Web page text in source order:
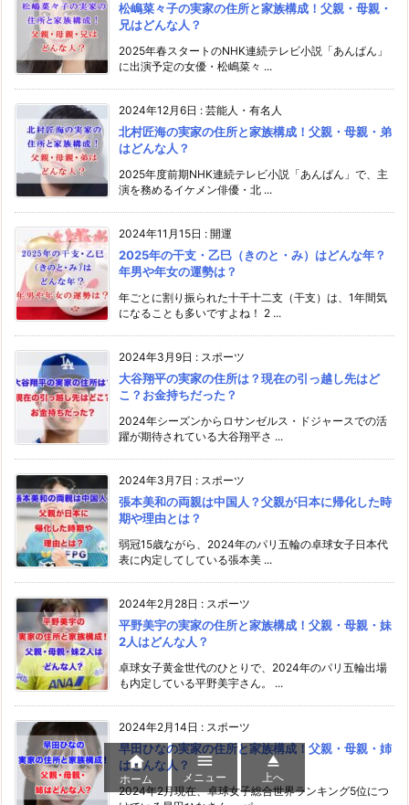
松嶋菜々子の実家の住所と家族構成！父親・母親・
兄はどんな人？
2025年春スタートのNHK連続テレビ小説「あんぱん」
に出演予定の女優・松嶋菜々 ...
2024年12月6日 : 芸能人・有名人
北村匠海の実家の住所と家族構成！父親・母親・弟
はどんな人？
2025年度前期NHK連続テレビ小説「あんぱん」で、主
演を務めるイケメン俳優・北 ...
2024年11月15日 : 開運
2025年の干支・乙巳（きのと・み）はどんな年？
年男や年女の運勢は？
年ごとに割り振られた十干十二支（干支）は、1年間気
になることも多いですよね！ 2 ...
2024年3月9日 : スポーツ
大谷翔平の実家の住所は？現在の引っ越し先はど
こ？お金持ちだった？
2024年シーズンからロサンゼルス・ドジャースでの活
躍が期待されている大谷翔平さ ...
2024年3月7日 : スポーツ
張本美和の両親は中国人？父親が日本に帰化した時
期や理由とは？
弱冠15歳ながら、2024年のパリ五輪の卓球女子日本代
表に内定してしている張本美 ...
2024年2月28日 : スポーツ
平野美宇の実家の住所と家族構成！父親・母親・妹
2人はどんな人？
卓球女子黄金世代のひとりで、2024年のパリ五輪出場
も内定している平野美宇さん。 ...
2024年2月14日 : スポーツ
早田ひなの実家の住所と家族構成！父親・母親・姉
はどんな人？
2024年2月現在、卓球女子総合世界ランキング5位につ

ホーム

メニュー

上へ